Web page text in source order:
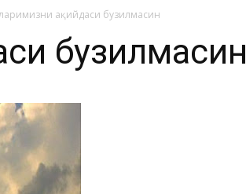
ақийдаси бузилмасин
бузилмасин